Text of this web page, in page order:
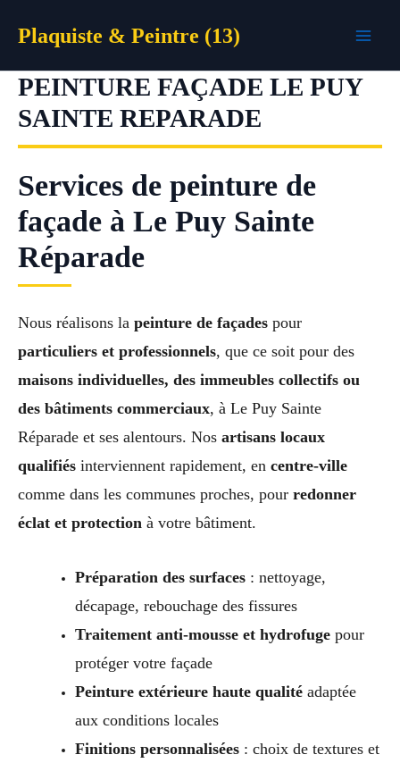
Plaquiste & Peintre (13)
PEINTURE FAÇADE LE PUY
SAINTE REPARADE
Services de peinture de
façade à Le Puy Sainte
Réparade
Nous réalisons la peinture de façades pour
particuliers et professionnels, que ce soit pour des
maisons individuelles, des immeubles collectifs ou
des bâtiments commerciaux, à Le Puy Sainte
Réparade et ses alentours. Nos artisans locaux
qualifiés interviennent rapidement, en centre-ville
comme dans les communes proches, pour redonner
éclat et protection à votre bâtiment.
Préparation des surfaces: nettoyage,
décapage, rebouchage des fissures
Traitement anti-mousse et hydrofugepour
protéger votre façade
Peinture extérieure haute qualitéadaptée
aux conditions locales
Finitions personnalisées: choix de textures et